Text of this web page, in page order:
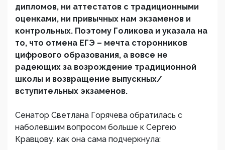
дипломов, ни аттестатов с традиционными
оценками, ни привычных нам экзаменов и
контрольных. Поэтому Голикова и указала на
то, что отмена ЕГЭ – мечта сторонников
цифрового образования, а вовсе не
радеющих за возрождение традиционной
школы и возвращение выпускных/
вступительных экзаменов.
Сенатор Светлана Горячева обратилась с
наболевшим вопросом больше к Сергею
Кравцову, как она сама подчеркнула: